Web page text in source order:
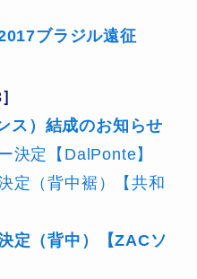
ブラジル遠征
ス）結成のお知らせ
決定【DalPonte】
定（背中裾）【共和
定（背中）【ZACソ